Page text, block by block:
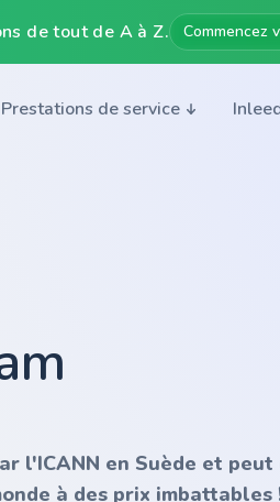
de tout de A à Z. Commencez
Prestations de service
l'ICANN en Suède et
à des prix imbattables